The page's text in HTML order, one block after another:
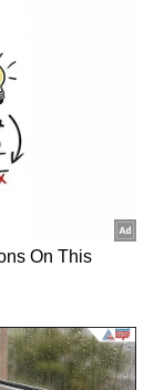
ಪ್ಯಾಕೇಜ್​
ಹಾಕಲಾಗಿದ್ದು